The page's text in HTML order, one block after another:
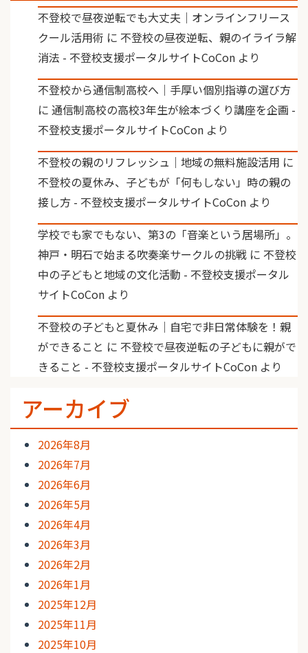
不登校で昼夜逆転でも大丈夫｜オンラインフリース
クール活用術 に 不登校の昼夜逆転、親のイライラ解
消法 - 不登校支援ポータルサイトCoCon より
不登校から通信制高校へ｜手厚い個別指導の選び方
に 通信制高校の高校3年生が絵本づくり講座を企画 -
不登校支援ポータルサイトCoCon より
不登校の親のリフレッシュ｜地域の無料施設活用 に
不登校の夏休み、子どもが「何もしない」時の親の
接し方 - 不登校支援ポータルサイトCoCon より
学校でも家でもない、第3の「音楽という居場所」。
神戸・明石で始まる吹奏楽サークルの挑戦 に 不登校
中の子どもと地域の文化活動 - 不登校支援ポータル
サイトCoCon より
不登校の子どもと夏休み｜自宅で非日常体験を！親
ができること に 不登校で昼夜逆転の子どもに親がで
きること - 不登校支援ポータルサイトCoCon より
アーカイブ
2026年8月
2026年7月
2026年6月
2026年5月
2026年4月
2026年3月
2026年2月
2026年1月
2025年12月
2025年11月
2025年10月